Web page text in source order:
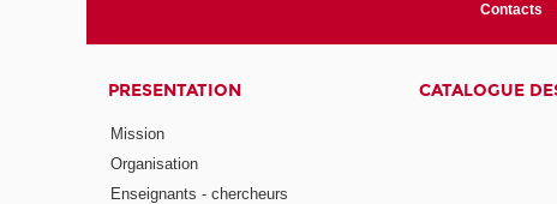
Contacts
PRESENTATION
Mission
Organisation
Enseignants - chercheurs
CATALOGUE